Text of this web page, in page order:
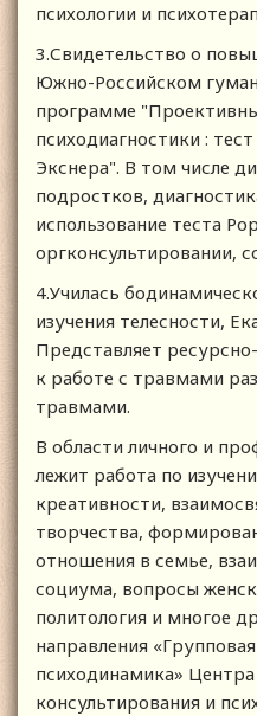
психологии и
3.Свидетельство о
Южно-Российском
программе
психодиагностики :
Экснера". В том числе
подростков,
использование теста
оргконсультировании,
4.Училась
изучения телесности,
Представляет
к работе с травмами
травмами.
В области личного и
лежит работа по
креативности,
творчества,
отношения в семье,
социума, вопросы
политология и многое
направления
психодинамика» Центра
консультирования и